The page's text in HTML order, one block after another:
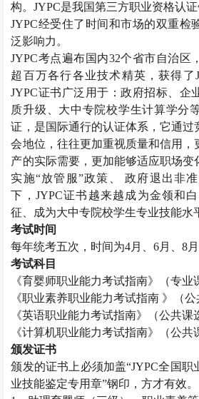
构。JYPC是我国第三方职业资格认证
JYPC经受住了时间和市场的双重检
泛影响力。
JYPC考点遍布国内32个省市自治区
超百万各行各业技术精英，获得了
JYPC证书广泛用于：政府招标、企
质升级、大中专院校学生计算学分
证，是国际通行的认证体系，它通过
会地位，往往更加重视质量和信用，
产的实际需要，更加能够适应职场变
实施“放管服”政策、 政府退出非
下， JYPC证书越来越成为金领和
征、成为大中专院校学生专业技能水
考试时间
每年统考五次，时间为4月、6月、8
考试科目
《育婴师职业能力考试指南》（专业
《职业素养职业能力考试指南 》（公
《英语职业能力考试指南》（公共课
《计算机职业能力考试指南》（公共
颁发证书
颁发的证书上必须加盖“JYPC全国职
业技能鉴定专用章”钢印，方才有效。